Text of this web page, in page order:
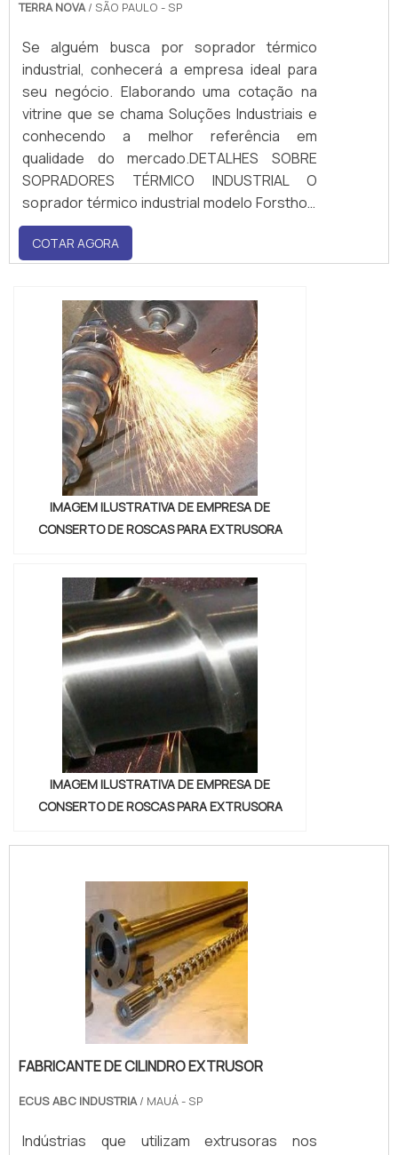
TERRA NOVA/ SÃO PAULO - SP
Se alguém busca por soprador térmico
industrial, conhecerá a empresa ideal para
seu negócio. Elaborando uma cotação na
vitrine que se chama Soluções Industriais e
conhecendo a melhor referência em
qualidade do mercado.DETALHES SOBRE
SOPRADORES TÉRMICO INDUSTRIAL O
soprador térmico industrial modelo Forsthoff
Oval-Q, dispõe de uma potência de
aquecimento de 1500 Watt 230V, e uma
eletrônica de regulação contínua para
COTAR AGORA
IMAGEM ILUSTRATIVA DE EMPRESA DE
CONSERTO DE ROSCAS PARA EXTRUSORA
IMAGEM ILUSTRATIVA DE EMPRESA DE
CONSERTO DE ROSCAS PARA EXTRUSORA
FABRICANTE DE CILINDRO EXTRUSOR
ECUS ABC INDUSTRIA / MAUÁ - SP
Indústrias que utilizam extrusoras nos